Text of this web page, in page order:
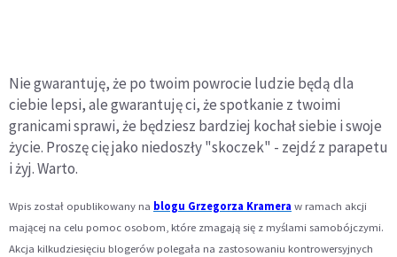
Nie gwarantuję, że po twoim powrocie ludzie będą dla
ciebie lepsi, ale gwarantuję ci, że spotkanie z two­imi
granicami sprawi, że będziesz bardziej kochał siebie i swoje
życie. Proszę cię jako niedoszły "skoczek" - zejdź z parapetu
i żyj. Warto.
Wpis został opublikowany na blogu Grzegorza Kramera w ramach akcji
mającej na celu pomoc osobom, które zmagają się z myślami samobójczymi.
Akcja kilkudziesięciu blogerów polegała na zastosowaniu kontrowersyjnych